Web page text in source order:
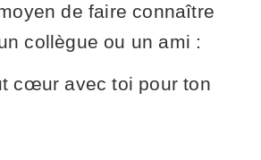
de faire connaître
collègue ou un ami :
cœur avec toi pour ton